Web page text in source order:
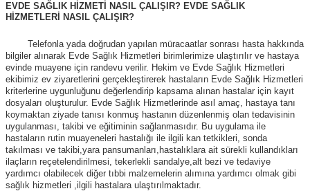
EVDE SAĞLIK HİZMETİ NASIL ÇALIŞIR? EVDE SAĞLIK
HİZMETLERİ NASIL ÇALIŞIR?
Telefonla yada doğrudan yapılan müracaatlar sonrası hasta hakkında
bilgiler alınarak Evde Sağlık Hizmetleri birimlerimize ulaştırılır ve hastaya
evinde muayene için randevu verilir. Hekim ve Evde Sağlık Hizmetleri
ekibimiz ev ziyaretlerini gerçekleştirerek hastaların Evde Sağlık Hizmetleri
kriterlerine uygunluğunu değerlendirip kapsama alınan hastalar için kayıt
dosyaları oluşturulur. Evde Sağlık Hizmetlerinde asıl amaç, hastaya tanı
koymaktan ziyade tanısı konmuş hastanın düzenlenmiş olan tedavisinin
uygulanması, takibi ve eğitiminin sağlanmasıdır. Bu uygulama ile
hastaların rutin muayeneleri hastalığı ile ilgili kan tetkikleri, sonda
takılması ve takibi,yara pansumanları,hastalıklara ait sürekli kullandıkları
ilaçların reçetelendirilmesi, tekerlekli sandalye,alt bezi ve tedaviye
yardımcı olabilecek diğer tıbbi malzemelerin alımına yardımcı olmak gibi
sağlık hizmetleri ,ilgili hastalara ulaştırılmaktadır.